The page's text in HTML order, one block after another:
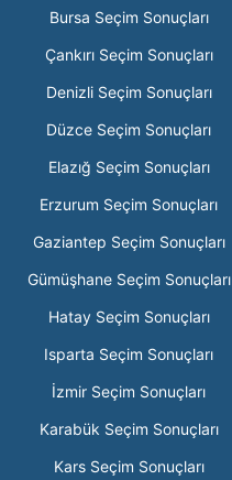
Bursa Seçim Sonuçları
Çankırı Seçim Sonuçları
Denizli Seçim Sonuçları
Düzce Seçim Sonuçları
Elazığ Seçim Sonuçları
Erzurum Seçim Sonuçları
Gaziantep Seçim Sonuçları
Gümüşhane Seçim Sonuçları
Hatay Seçim Sonuçları
Isparta Seçim Sonuçları
İzmir Seçim Sonuçları
Karabük Seçim Sonuçları
Kars Seçim Sonuçları